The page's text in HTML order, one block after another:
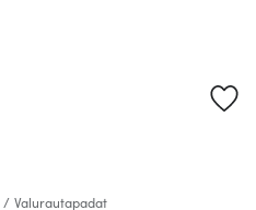
/ Valurautapadat